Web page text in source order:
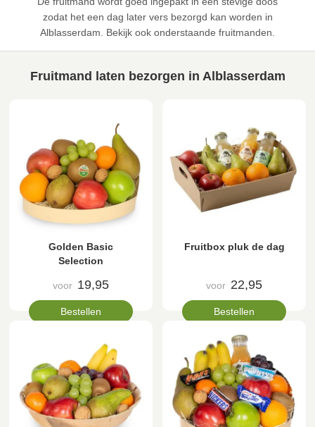
zodat het een dag later vers bezorgd kan worden in
Alblasserdam. Bekijk ook onderstaande fruitmanden.
Fruitmand laten bezorgen in Alblasserdam
Golden Basic
Selection
voor 19,95
Bestellen
Fruitbox pluk de dag
voor 22,95
Bestellen